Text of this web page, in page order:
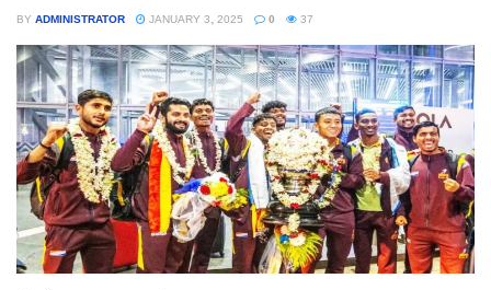
BY ADMINISTRATOR JANUARY 3, 2025 0 37